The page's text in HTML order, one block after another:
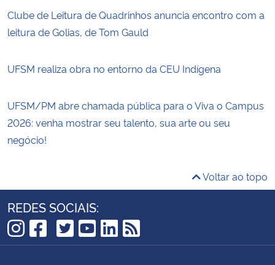
Clube de Leitura de Quadrinhos anuncia encontro com a
leitura de Golias, de Tom Gauld
UFSM realiza obra no entorno da CEU Indígena
UFSM/PM abre chamada pública para o Viva o Campus
2026: venha mostrar seu talento, sua arte ou seu
negócio!
Voltar ao topo
REDES SOCIAIS:
Instagram
Facebook
TikTok
Twitter
YouTube
LinkedIn
RSS